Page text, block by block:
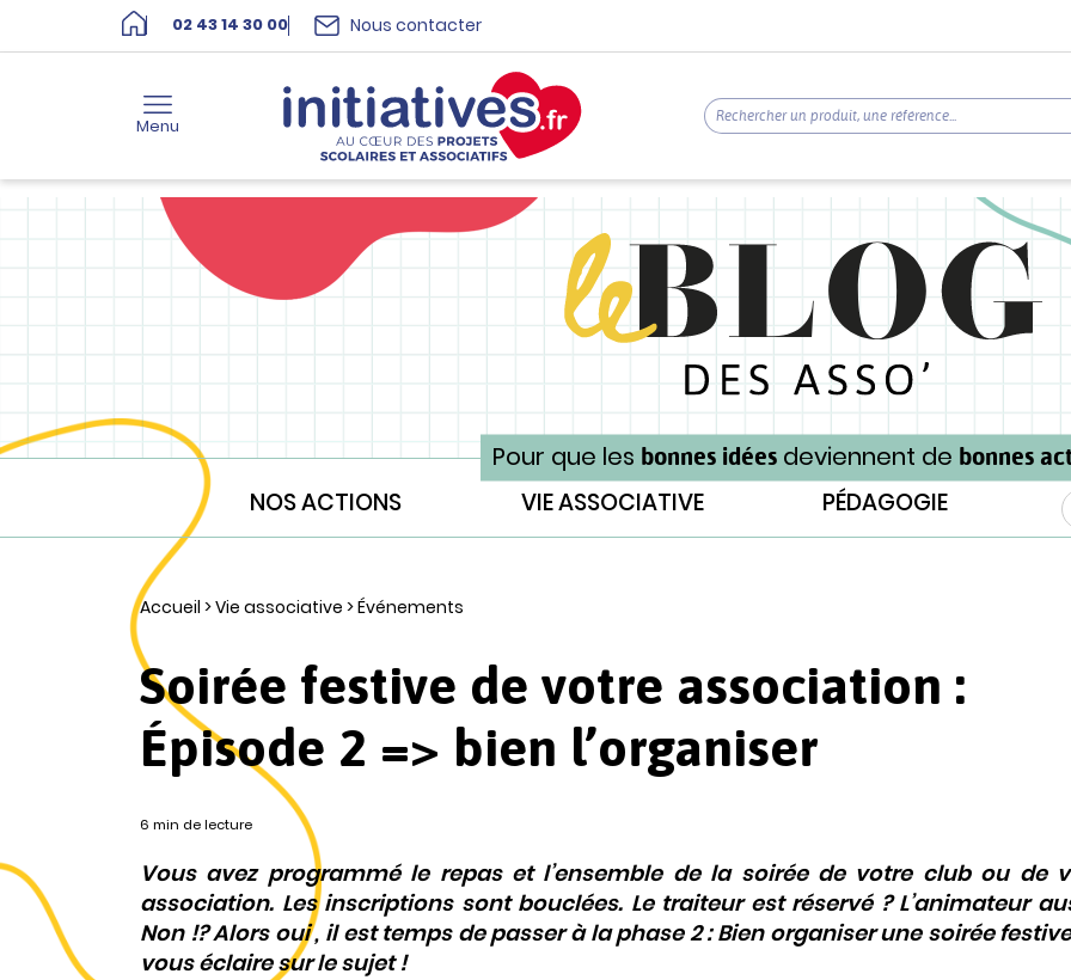
Pour que les bonnes idéesdeviennent de bonnes
NOS ACTIONS VIE ASSOCIATIVE PÉDAGOGIE
Accueil >Vie associative >Événements
Soirée festive de votre association :
Épisode 2 => bien l’organiser
6 min de lecture
Vous avez programmé le repas et l’ensemble de la soirée de votre club ou de
association. Les inscriptions sont bouclées. Le traiteur est réservé ? L’animateur
Non !? Alors oui , il est temps de passer à la phase 2 : Bien organiser une soirée
vous éclaire sur le sujet !
02 43 14 30 00 Nous contacter
Menu